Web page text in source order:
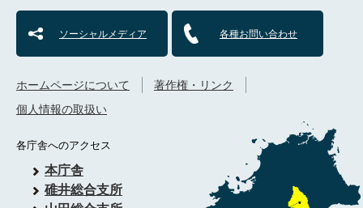
ソーシャルメディア 各種お問い合わせ
各庁舎へのアクセス
本庁舎
碓井総合支所
ホームページについて
著作権・リンク
個人情報の取扱い